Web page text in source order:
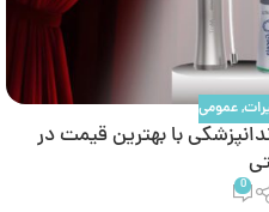
,عمومی
با بهترین قیمت در
0